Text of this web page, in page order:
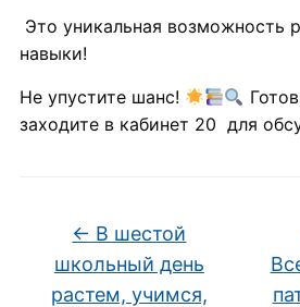
Это уникальная возможность
навыки!
Не упустите шанс!
заходите в кабинет 20 для
← В шестой
школьный день
растем, учимся,